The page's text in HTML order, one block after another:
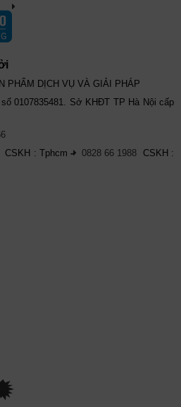
PHẨM DỊCH VỤ VÀ GIẢI PHÁP
0107835481. Sở KHĐT TP Hà Nội cấp
CSKH : Tphcm- 0828 66 1988 CSKH :